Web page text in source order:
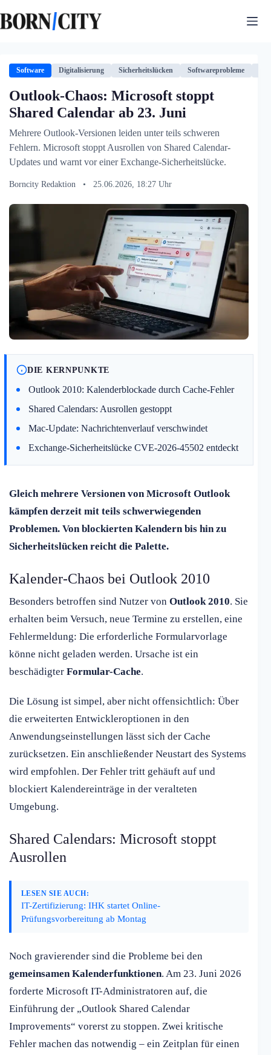
Inhalt
springen
Software Digitalisierung Sicherheitslücken Softwareprobleme
Outlook-Chaos: Microsoft stoppt
Shared Calendar ab 23. Juni
Mehrere Outlook-Versionen leiden unter teils schweren
Fehlern. Microsoft stoppt Ausrollen von Shared Calendar-
Updates und warnt vor einer Exchange-Sicherheitslücke.
Borncity Redaktion • 25.06.2026, 18:27 Uhr
DIE KERNPUNKTE
Outlook 2010: Kalenderblockade durch Cache-Fehler
Shared Calendars: Ausrollen gestoppt
Mac-Update: Nachrichtenverlauf verschwindet
Exchange-Sicherheitslücke CVE-2026-45502 entdeckt
Gleich mehrere Versionen von Microsoft Outlook
kämpfen derzeit mit teils schwerwiegenden
Problemen. Von blockierten Kalendern bis hin zu
Sicherheitslücken reicht die Palette.
Kalender-Chaos bei Outlook 2010
Besonders betroffen sind Nutzer von Outlook 2010. Sie
erhalten beim Versuch, neue Termine zu erstellen, eine
Fehlermeldung: Die erforderliche Formularvorlage
könne nicht geladen werden. Ursache ist ein
beschädigter Formular-Cache.
Die Lösung ist simpel, aber nicht offensichtlich: Über
die erweiterten Entwickleroptionen in den
Anwendungseinstellungen lässt sich der Cache
zurücksetzen. Ein anschließender Neustart des Systems
wird empfohlen. Der Fehler tritt gehäuft auf und
blockiert Kalendereinträge in der veralteten
Umgebung.
Shared Calendars: Microsoft stoppt
Ausrollen
LESEN SIE AUCH:
IT-Zertifizierung: IHK startet Online-
Prüfungsvorbereitung ab Montag
Noch gravierender sind die Probleme bei den
gemeinsamen Kalenderfunktionen. Am 23. Juni 2026
forderte Microsoft IT-Administratoren auf, die
Einführung der „Outlook Shared Calendar
Improvements“ vorerst zu stoppen. Zwei kritische
Fehler machen das notwendig – ein Zeitplan für einen